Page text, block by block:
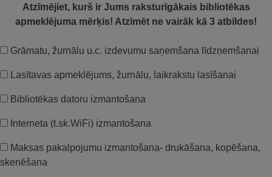
Atzīmējiet, kurš ir Jums raksturīgākais bibliotēkas
apmeklējuma mērķis! Atzīmēt ne vairāk kā 3 atbildes!
Grāmatu, žurnālu u.c. izdevumu saņemšana līdzņemšanai
Lasītavas apmeklējums, žurnālu, laikrakstu lasīšanai
Bibliotēkas datoru izmantošana
Interneta (t.sk.WiFi) izmantošana
Maksas pakalpojumu izmantošana- drukāšana, kopēšana,
skenēšana